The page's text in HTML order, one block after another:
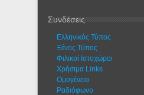
Συνδέσεις
Ελληνικός Τύπος
Ξένος Τύπος
Φιλικοί Ιστοχώροι
Χρήσιμα Links
Ομογένεια
Ραδιόφωνο